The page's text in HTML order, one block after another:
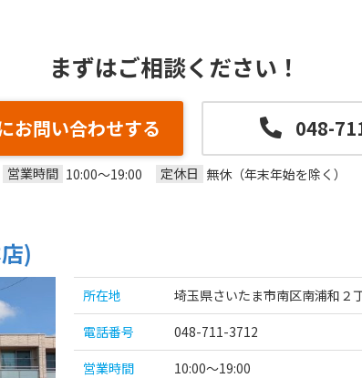
まずはご相談ください！
お問い合わせする 048-
営業時間 10:00～19:00 定休日 無休（年末年始を除く）
)
所在地
埼玉県さいたま市南区南浦和２
電話番号
048-711-3712
営業時間
10:00～19:00